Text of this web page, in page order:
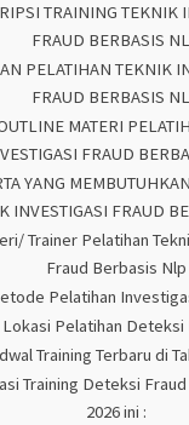
TRAINING TEKNIK
FRAUD BERBASIS
PELATIHAN TEKNIK
FRAUD BERBASIS
MATERI
FRAUD
YANG
INVESTIGASI FRAUD
Trainer Pelatihan
Fraud Berbasis Nlp
Pelatihan
Lokasi Pelatihan Deteksi
Training Terbaru di
Training Deteksi
2026 ini :